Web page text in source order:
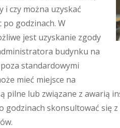
i czy można uzyskać
godzinach. W
jest uzyskanie zgody
budynku na
standardowymi
mieć miejsce na
pilne lub związane z awarią
godzinach skonsultować się